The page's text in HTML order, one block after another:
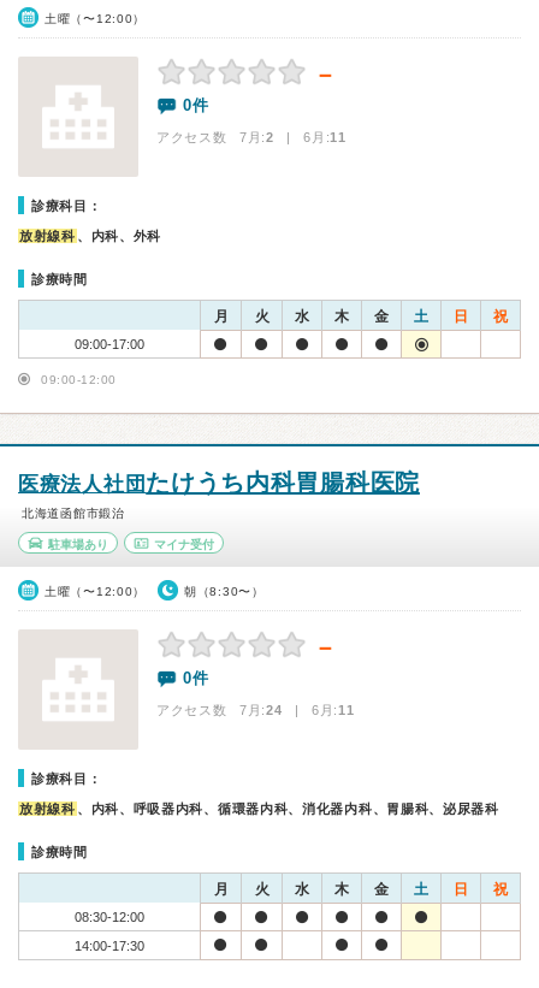
土曜（〜12:00）
－
0件
アクセス数 7月:2 | 6月:11
診療科目：
放射線科 、内科、外科
診療時間
月 火 水 木 金 土 日 祝
09:00-17:00
09:00-12:00
医療法人社団 たけうち内科胃腸科医院
北海道函館市鍛治
駐車場あり マイナ受付
土曜（〜12:00） 朝（8:30〜）
－
0件
アクセス数 7月:24 | 6月:11
診療科目：
放射線科 、内科、呼吸器内科、循環器内科、消化器内科、胃腸科、泌尿器科
診療時間
月 火 水 木 金 土 日 祝
08:30-12:00
14:00-17:30